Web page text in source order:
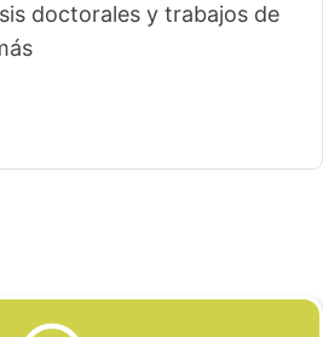
doctorales y trabajos de